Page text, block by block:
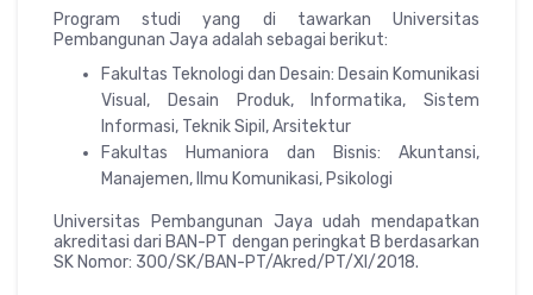
Program studi yang di tawarkan Universitas
Pembangunan Jaya adalah sebagai berikut:
Fakultas Teknologi dan Desain: Desain Komunikasi
Visual, Desain Produk, Informatika, Sistem
Informasi, Teknik Sipil, Arsitektur
Fakultas Humaniora dan Bisnis: Akuntansi,
Manajemen, Ilmu Komunikasi, Psikologi
Universitas Pembangunan Jaya udah mendapatkan
akreditasi dari BAN-PT dengan peringkat B berdasarkan
SK Nomor: 300/SK/BAN-PT/Akred/PT/XI/2018.